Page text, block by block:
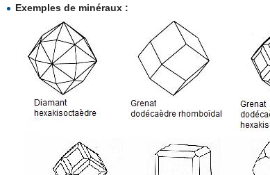
Exemples de minéraux :